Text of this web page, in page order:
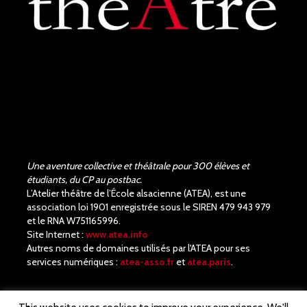
acteurs !! Quel beau travail.
Un Richard III de très bonne
qualité.
Une aventure collective et théâtrale pour 300 élèves et
étudiants, du CP au postbac.
L’Atelier théâtre de l’École alsacienne (ATEA), est une
association loi 1901 enregistrée sous le SIREN 479 943 979
et le RNA W751165996.
Site Internet : www.atea.info
Autres noms de domaines utilisés par l'ATEA pour ses
services numériques : atea-asso.fr et atea.paris.